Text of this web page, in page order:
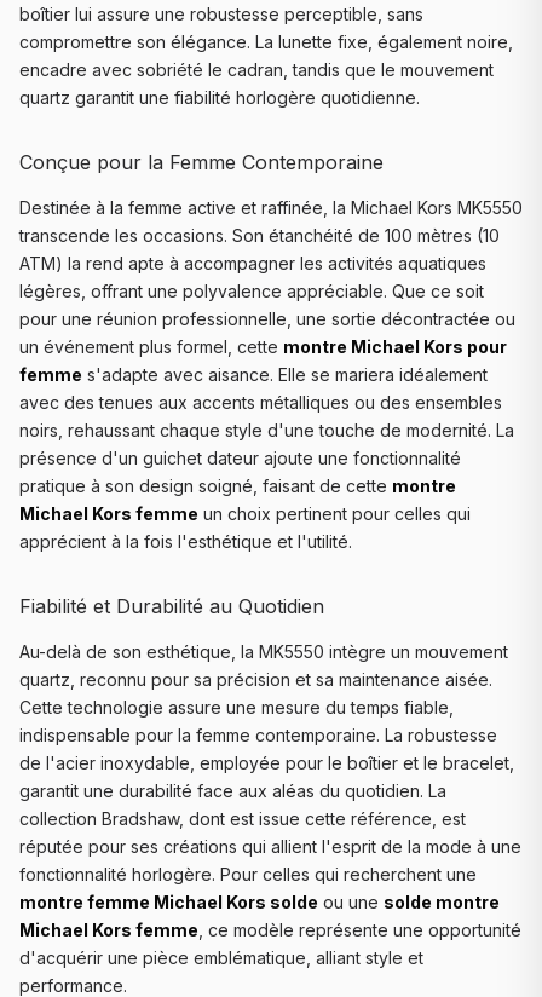
boîtier lui assure une robustesse perceptible, sans
compromettre son élégance. La lunette fixe, également noire,
encadre avec sobriété le cadran, tandis que le mouvement
quartz garantit une fiabilité horlogère quotidienne.
Conçue pour la Femme Contemporaine
Destinée à la femme active et raffinée, la Michael Kors MK5550
transcende les occasions. Son étanchéité de 100 mètres (10
ATM) la rend apte à accompagner les activités aquatiques
légères, offrant une polyvalence appréciable. Que ce soit
pour une réunion professionnelle, une sortie décontractée ou
un événement plus formel, cette montre Michael Kors pour
femme s'adapte avec aisance. Elle se mariera idéalement
avec des tenues aux accents métalliques ou des ensembles
noirs, rehaussant chaque style d'une touche de modernité. La
présence d'un guichet dateur ajoute une fonctionnalité
pratique à son design soigné, faisant de cette montre
Michael Kors femme un choix pertinent pour celles qui
apprécient à la fois l'esthétique et l'utilité.
Fiabilité et Durabilité au Quotidien
Au-delà de son esthétique, la MK5550 intègre un mouvement
quartz, reconnu pour sa précision et sa maintenance aisée.
Cette technologie assure une mesure du temps fiable,
indispensable pour la femme contemporaine. La robustesse
de l'acier inoxydable, employée pour le boîtier et le bracelet,
garantit une durabilité face aux aléas du quotidien. La
collection Bradshaw, dont est issue cette référence, est
réputée pour ses créations qui allient l'esprit de la mode à une
fonctionnalité horlogère. Pour celles qui recherchent une
montre femme Michael Kors solde ou une solde montre
Michael Kors femme , ce modèle représente une opportunité
d'acquérir une pièce emblématique, alliant style et
performance.